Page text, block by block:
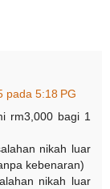
pada 5:18 PG
rm3,000 bagi 1
nikah luar
kebenaran)
nikah luar